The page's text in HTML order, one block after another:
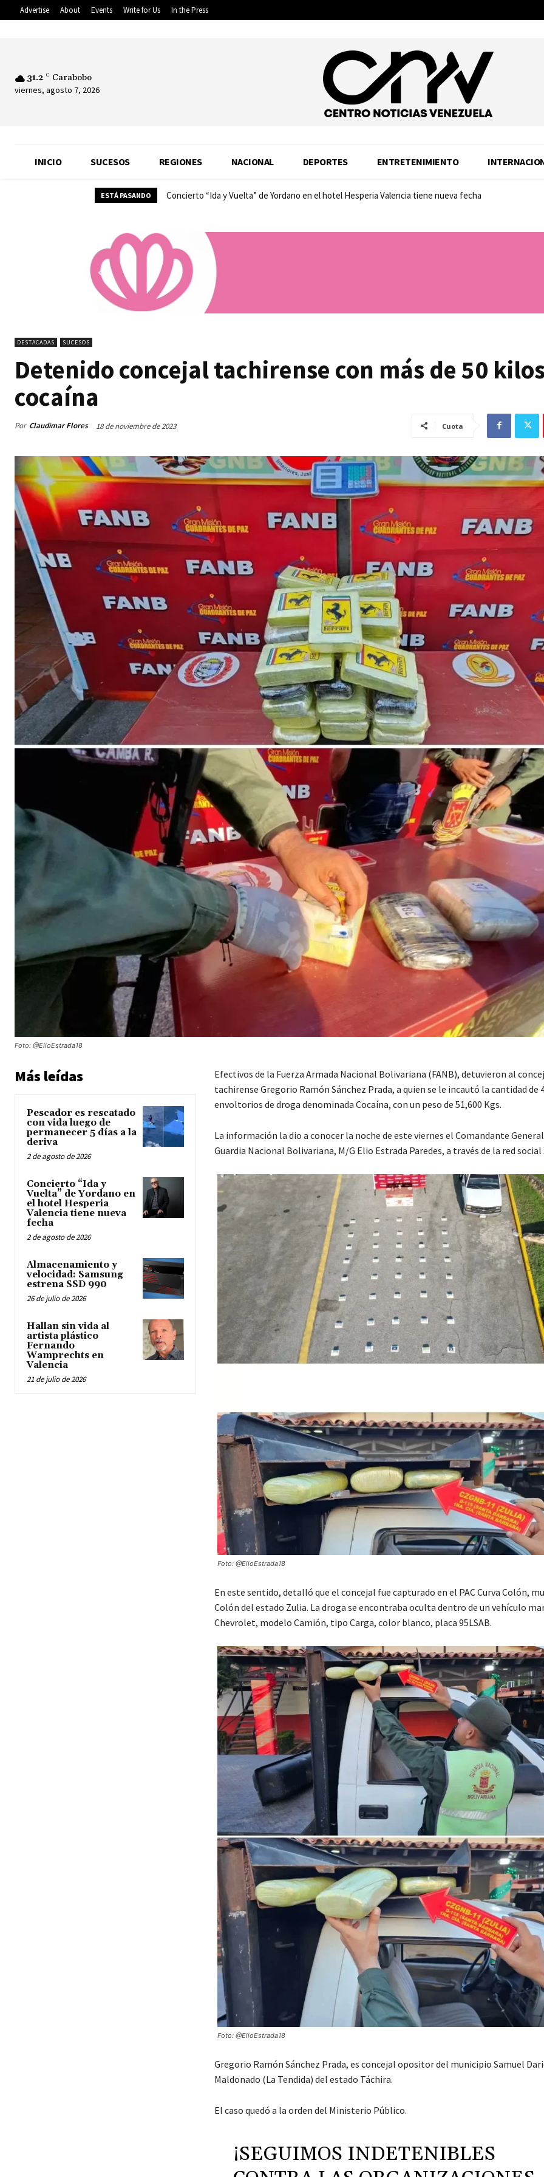
Advertise About Events Write for Us In the Press
31.2 C Carabobo
viernes, agosto 7, 2026
INICIO SUCESOS REGIONES NACIONAL DEPORTES ENTRETENIMIENTO
ESTÁ PASANDO Concierto “Ida y Vuelta” de Yordano en el hotel Hesperia Valencia tiene nueva fecha
Almacenamiento y velocidad: Samsung estrena SSD 990
DESTACADAS SUCESOS
Detenido concejal tachirense con más de 50
cocaína
Por Claudimar Flores 18 de noviembre de 2023 Cuota
Foto: @ElioEstrada18
Más leídas
Pescador es rescatado
con vida luego de
permanecer 5 días a la
deriva
2 de agosto de 2026
Concierto “Ida y
Vuelta” de Yordano en
el hotel Hesperia
Valencia tiene nueva
fecha
2 de agosto de 2026
Almacenamiento y
velocidad: Samsung
estrena SSD 990
26 de julio de 2026
Hallan sin vida al
artista plástico
Fernando
Wamprechts en
Valencia
21 de julio de 2026
Efectivos de la Fuerza Armada Nacional Bolivariana (FANB), detuvieron al
tachirense Gregorio Ramón Sánchez Prada, a quien se le incautó la cantidad de
envoltorios de droga denominada Cocaína, con un peso de 51,600 Kgs.
La información la dio a conocer la noche de este viernes el Comandante
Guardia Nacional Bolivariana, M/G Elio Estrada Paredes, a través de la red social
Foto: @ElioEstrada18
En este sentido, detalló que el concejal fue capturado en el PAC Curva Colón,
Colón del estado Zulia. La droga se encontraba oculta dentro de un vehículo
Chevrolet, modelo Camión, tipo Carga, color blanco, placa 95LSAB.
Foto: @ElioEstrada18
Gregorio Ramón Sánchez Prada, es concejal opositor del municipio Samuel
Maldonado (La Tendida) del estado Táchira.
El caso quedó a la orden del Ministerio Público.
¡SEGUIMOS INDETENIBLES